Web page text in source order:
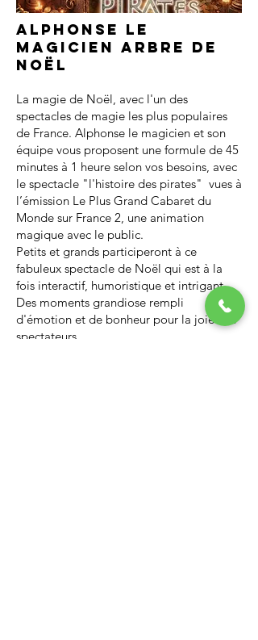
Alphonse le
magicien arbre de
noël
La magie de Noël, avec l'un des
spectacles de magie les plus populaires
de France. Alphonse le magicien et son
équipe vous proposent une formule de 45
minutes à 1 heure selon vos besoins, avec
le spectacle "l'histoire des pirates" vues à
l’émission Le Plus Grand Cabaret du
Monde sur France 2, une animation
magique avec le public.
Petits et grands participeront à ce
fabuleux spectacle de Noël qui est à la
fois interactif, humoristique et intrigant.
Des moments grandiose rempli
d'émotion et de bonheur pour la joie des
spectateurs.